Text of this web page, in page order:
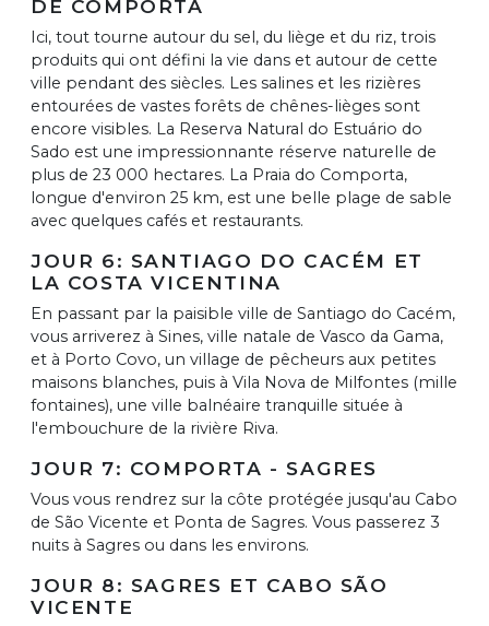
DE COMPORTA
Ici, tout tourne autour du sel, du liège et du riz, trois
produits qui ont défini la vie dans et autour de cette
ville pendant des siècles. Les salines et les rizières
entourées de vastes forêts de chênes-lièges sont
encore visibles. La Reserva Natural do Estuário do
Sado est une impressionnante réserve naturelle de
plus de 23 000 hectares. La Praia do Comporta,
longue d'environ 25 km, est une belle plage de sable
avec quelques cafés et restaurants.
JOUR 6: SANTIAGO DO CACÉM ET
LA COSTA VICENTINA
En passant par la paisible ville de Santiago do Cacém,
vous arriverez à Sines, ville natale de Vasco da Gama,
et à Porto Covo, un village de pêcheurs aux petites
maisons blanches, puis à Vila Nova de Milfontes (mille
fontaines), une ville balnéaire tranquille située à
l'embouchure de la rivière Riva.
JOUR 7: COMPORTA - SAGRES
Vous vous rendrez sur la côte protégée jusqu'au Cabo
de São Vicente et Ponta de Sagres. Vous passerez 3
nuits à Sagres ou dans les environs.
JOUR 8: SAGRES ET CABO SÃO
VICENTE